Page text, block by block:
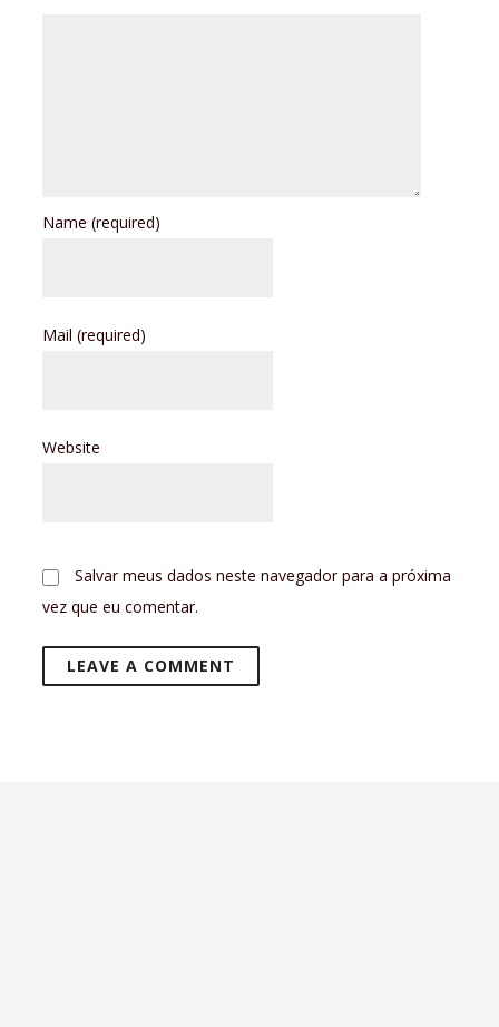
Name(required)
Mail(required)
Website
Salvar meus dados neste navegador para a próxima
vez que eu comentar.